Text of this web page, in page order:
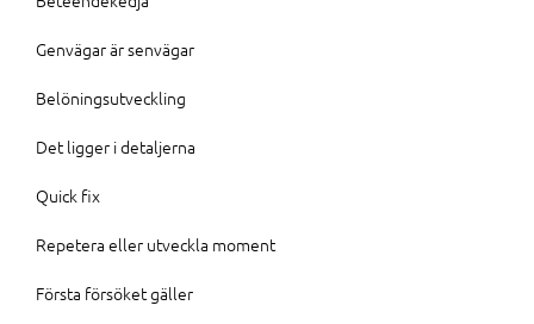
Genvägar är senvägar
Belöningsutveckling
Det ligger i detaljerna
Quick fix
Repetera eller utveckla moment
Första försöket gäller